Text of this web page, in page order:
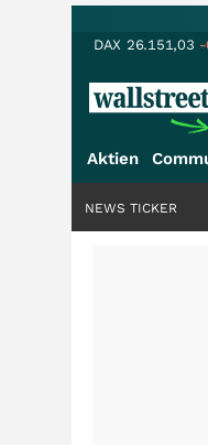
DAX 26.151,03
Aktien
NEWS TICKER